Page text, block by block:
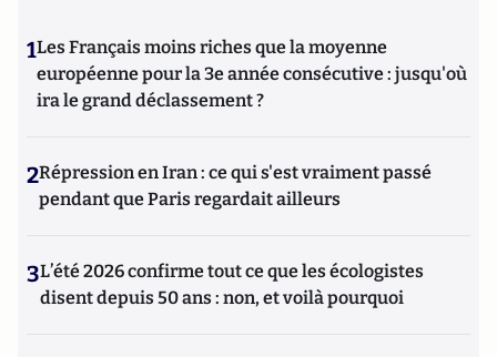
1Les Français moins riches que la moyenne
européenne pour la 3e année consécutive : jusqu'où
ira le grand déclassement ?
2Répression en Iran : ce qui s'est vraiment passé
pendant que Paris regardait ailleurs
3L’été 2026 confirme tout ce que les écologistes
disent depuis 50 ans : non, et voilà pourquoi